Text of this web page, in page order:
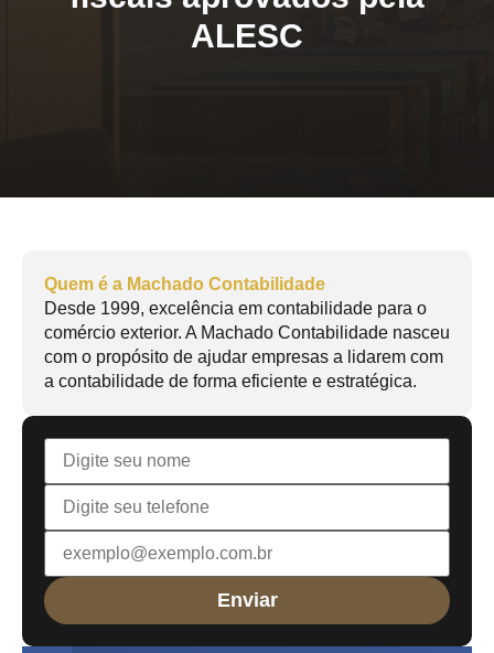
ALESC
Quem é a Machado Contabilidade
Desde 1999, excelência em contabilidade para o
comércio exterior. A Machado Contabilidade nasceu
com o propósito de ajudar empresas a lidarem com
a contabilidade de forma eficiente e estratégica.